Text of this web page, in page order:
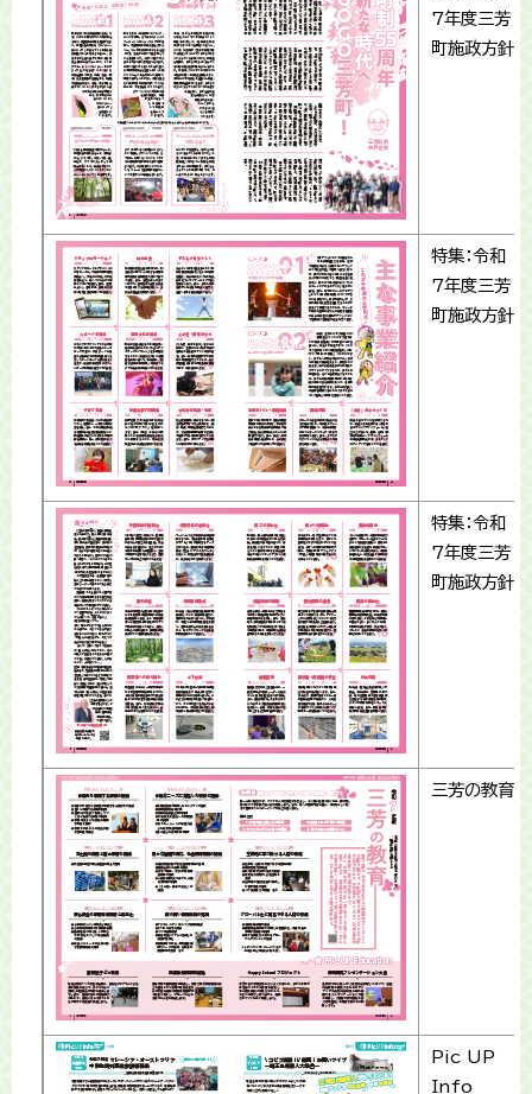
7年度三芳
町施政方針
特集：令和
7年度三芳
町施政方針
特集：令和
7年度三芳
町施政方針
三芳の教育
Pic UP
Info